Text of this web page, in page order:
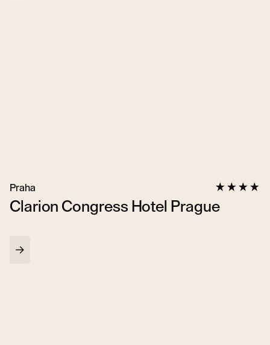
Clarion Congress Hotel Prague
Praha